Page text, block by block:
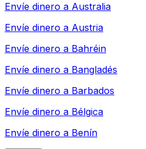
Envíe dinero a Australia
Envíe dinero a Austria
Envíe dinero a Bahréin
Envíe dinero a Bangladés
Envíe dinero a Barbados
Envíe dinero a Bélgica
Envíe dinero a Benín